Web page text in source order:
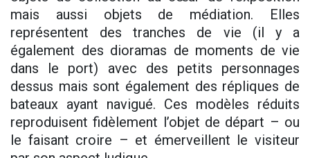
mais aussi objets de médiation. Elles
représentent des tranches de vie (il y a
également des dioramas de moments de vie
dans le port) avec des petits personnages
dessus mais sont également des répliques de
bateaux ayant navigué. Ces modèles réduits
reproduisent fidèlement l’objet de départ – ou
le faisant croire – et émerveillent le visiteur